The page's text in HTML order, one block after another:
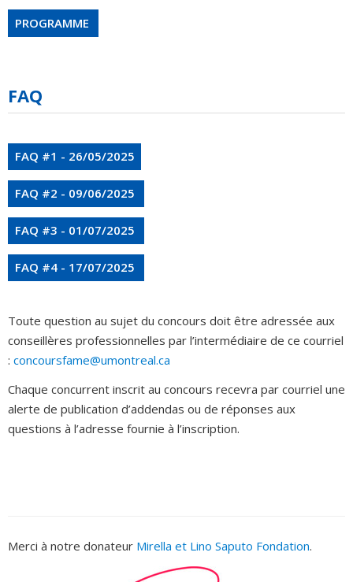
PROGRAMME
FAQ
FAQ #1 - 26/05/2025
FAQ #2 - 09/06/2025
FAQ #3 - 01/07/2025
FAQ #4 - 17/07/2025
Toute question au sujet du concours doit être adressée aux
conseillères professionnelles par l’intermédiaire de ce courriel
: concoursfame@umontreal.ca
Chaque concurrent inscrit au concours recevra par courriel une
alerte de publication d’addendas ou de réponses aux
questions à l’adresse fournie à l’inscription.
Merci à notre donateur Mirella et Lino Saputo Fondation.